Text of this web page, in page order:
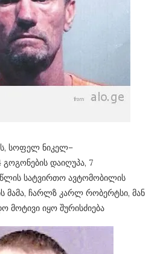
სოფელ ნიკელ–
გოგონების დაიღუპა, 7
სატვირთო ავტომობილის
მამა, ჩარლზ კარლ რობერტსი, მან
მოტივი იყო შურისძიება